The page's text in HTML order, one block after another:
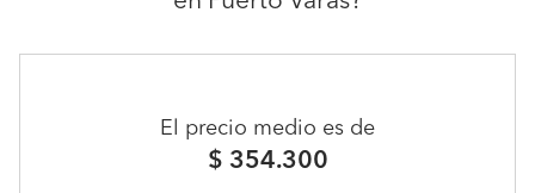
El precio medio es de
$ 354.300